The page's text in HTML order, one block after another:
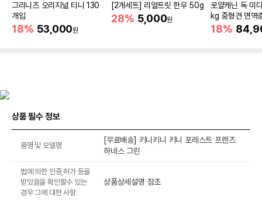
그리니즈 오리지널 티니 130
개입
18% 53,000원
[2개세트] 리얼트릿 한우 50g
28% 5,000원
로얄캐닌 독 미
kg 중형견 면역
18%
상품 필수 정보
품명 및 모델명
[무료배송] 키니키니 키니 포레스트 프렌즈
하네스 그린
법에 의한 인증,허가 등을
받았음을 확인할수 있는
경우 그에 대한 사항
상품상세설명 참조